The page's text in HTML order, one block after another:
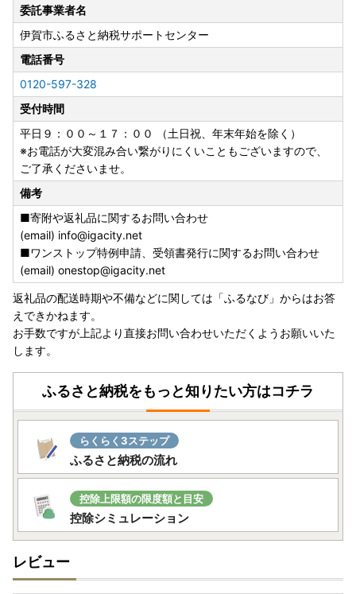
委託事業者名
伊賀市ふるさと納税サポートセンター
電話番号
0120-597-328
受付時間
平日９：００～１７：００ （土日祝、年末年始を除く）
※お電話が大変混み合い繋がりにくいこともございますので、
ご了承くださいませ。
備考
■寄附や返礼品に関するお問い合わせ
(email) info@igacity.net
■ワンストップ特例申請、受領書発行に関するお問い合わせ
(email) onestop@igacity.net
返礼品の配送時期や不備などに関しては「ふるなび」からはお答
えできかねます。
お手数ですが上記より直接お問い合わせいただくようお願いいた
します。
ふるさと納税をもっと知りたい方はコチラ
らくらく3ステップ
ふるさと納税の流れ
控除上限額の限度額と目安
控除シミュレーション
レビュー